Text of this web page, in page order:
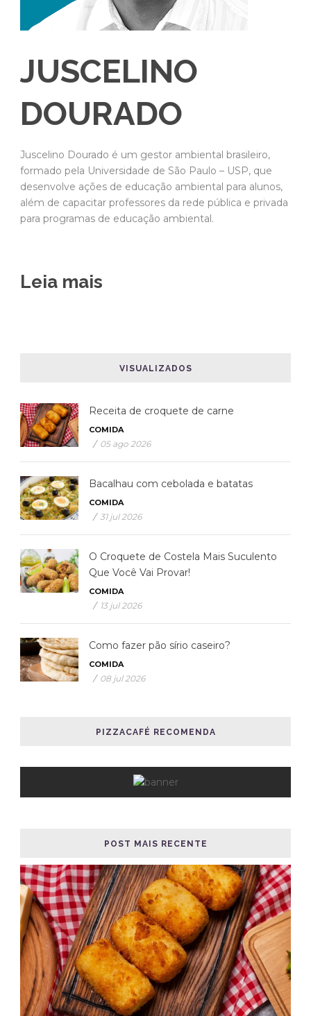
JUSCELINO
DOURADO
Juscelino Dourado é um gestor ambiental brasileiro,
formado pela Universidade de São Paulo – USP, que
desenvolve ações de educação ambiental para alunos,
além de capacitar professores da rede pública e privada
para programas de educação ambiental.
Leia mais
VISUALIZADOS
Receita de croquete de carne
COMIDA
/ 05 ago 2026
Bacalhau com cebolada e batatas
COMIDA
/ 31 jul 2026
O Croquete de Costela Mais Suculento
Que Você Vai Provar!
COMIDA
/ 13 jul 2026
Como fazer pão sírio caseiro?
COMIDA
/ 08 jul 2026
PIZZACAFÉ RECOMENDA
POST MAIS RECENTE